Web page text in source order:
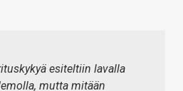
esiteltiin lavalla
mutta mitään